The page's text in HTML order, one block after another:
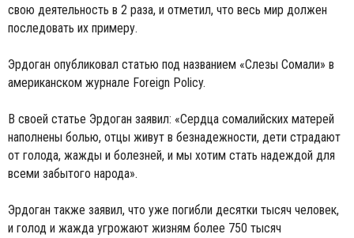
свою деятельность в 2 раза, и отметил, что весь мир должен
последовать их примеру.
Эрдоган опубликовал статью под названием «Слезы Сомали» в
американском журнале Foreign Policy.
В своей статье Эрдоган заявил: «Сердца сомалийских матерей
наполнены болью, отцы живут в безнадежности, дети страдают
от голода, жажды и болезней, и мы хотим стать надеждой для
всеми забытого народа».
Эрдоган также заявил, что уже погибли десятки тысяч человек,
и голод и жажда угрожают жизням более 750 тысяч